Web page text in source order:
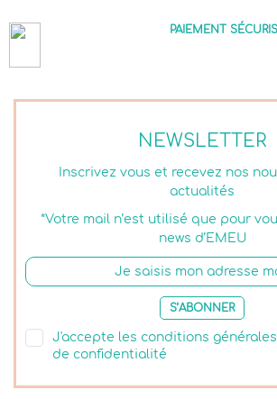
NEWSLETTER
Inscrivez vous et recevez nos
actualités
*Votre mail n’est utilisé que pour
news d’EMEU
S’ABONNER
J'accepte les conditions
de confidentialité
PAIEMENT